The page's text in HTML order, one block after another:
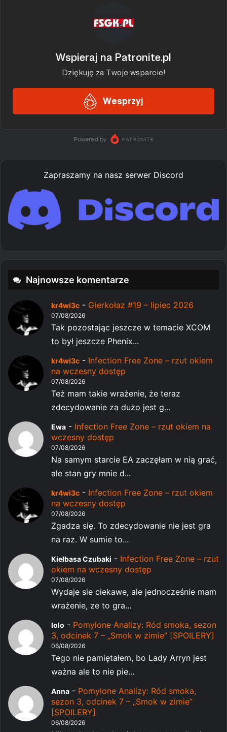
Zapraszamy na nasz serwer Discord
Najnowsze komentarze
kr4wi3c - Gierkołaz #19 – lipiec 2026
07/08/2026
Tak pozostając jeszcze w temacie XCOM
to był jeszcze Phenix...
kr4wi3c - Infection Free Zone – rzut okiem
na wczesny dostęp
07/08/2026
Też mam takie wrażenie, że teraz
zdecydowanie za dużo jest g...
Ewa - Infection Free Zone – rzut okiem na
wczesny dostęp
07/08/2026
Na samym starcie EA zaczęłam w nią grać,
ale stan gry mnie d...
kr4wi3c - Infection Free Zone – rzut okiem
na wczesny dostęp
07/08/2026
Zgadza się. To zdecydowanie nie jest gra
na raz. W sumie to...
Kiełbasa Czubaki - Infection Free Zone – rzut
okiem na wczesny dostęp
07/08/2026
Wydaje sie ciekawe, ale jednocześnie mam
wrażenie, ze to gra...
lolo - Pomylone Analizy: Ród smoka, sezon
3, odcinek 7 – „Smok w zimie” [SPOILERY]
06/08/2026
Tego nie pamiętałem, bo Lady Arryn jest
ważna ale to nie pie...
Anna - Pomylone Analizy: Ród smoka,
sezon 3, odcinek 7 – „Smok w zimie”
[SPOILERY]
06/08/2026